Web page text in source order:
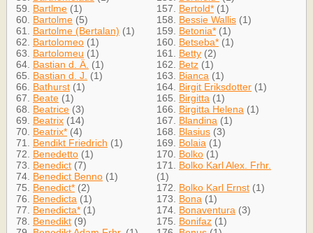
59. Bartlme (1)
60. Bartolme (5)
61. Bartolme (Bertalan) (1)
62. Bartolomeo (1)
63. Bartolomeu (1)
64. Bastian d. Ä. (1)
65. Bastian d. J.
(1)
66. Bathurst (1)
67. Beate (1)
68. Beatrice (3)
69. Beatrix (14)
70. Beatrix* (4)
71. Bendikt Friedrich (1)
72. Benedetto (1)
73. Benedict (7)
74. Benedict Benno (1)
75. Benedict* (2)
76. Benedicta (1)
77. Benedicta* (1)
78. Benedikt (9)
157. Bertold* (1)
158. Bessie Wallis (1)
159. Betonia* (1)
160. Betseba* (1)
161. Betty (2)
162. Betz (1)
163. Bianca (1)
164. Birgit Eriksdotter (1)
165. Birgitta (1)
166. Birgitta Helena (1)
167. Blandina (1)
168. Blasius (3)
169. Bolaia (1)
170. Bolko (1)
171. Bolko Karl Alex. Frhr.
(1)
172. Bolko Karl Ernst (1)
173. Bona (1)
174. Bonaventura (3)
175. Bonifaz (1)